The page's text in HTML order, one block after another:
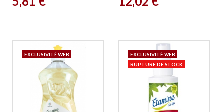
Etamine du Lys
désinfectant 1L
EXCLUSIVITÉ WEB
EXCLUSIVITÉ WEB
RUPTURE DE STOCK